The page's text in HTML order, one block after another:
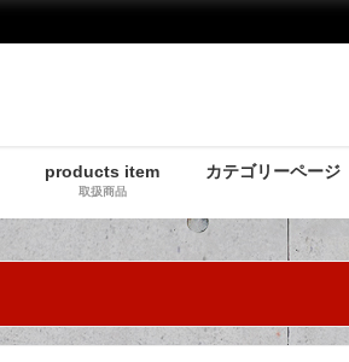
products item
取扱商品
カテゴリーページ